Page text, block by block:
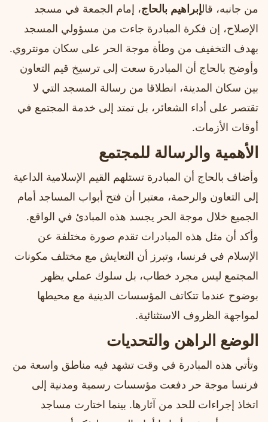
من جانبه، قالإبراهيم بالحاج، إمام الجمعة في مسجد
الإصلاح، إن فكرة المبادرة جاءت من مسؤولي المسجد
بهدف التخفيف من وطأة موجة الحر على سكان مونتروي.
وأوضح بالحاج أن المبادرة سعت إلى ترسيخ قيم التعاون
بين سكان المدينة، انطلاقا من رسالة المسجد التي لا
تقتصر على أداء الشعائر، بل تمتد إلى خدمة المجتمع في
أوقات الأزمات.
الأهمية والرسالة للمجتمع
وأضاف بالحاج أن المبادرة تستلهم القيم الإسلامية الداعية
إلى التعاون والرحمة، معتبرا أن فتح أبواب المساجد أمام
الجميع خلال موجة الحر يجسد هذه المبادئ في الواقع.
وأكد أن مثل هذه المبادرات تقدم صورة مختلفة عن
الإسلام في فرنسا، وتبرز أن التعايش مع مختلف مكونات
المجتمع ليس مجرد خطاب، بل سلوك عملي يظهر
بوضوح عندما تتكاتف المؤسسات الدينية مع محيطها
لمواجهة الظروف الاستثنائية.
الوضع الراهن والتحديات
وتأتي هذه المبادرة في وقت تشهد فيه مناطق واسعة من
فرنسا موجة حر دفعت مؤسسات رسمية ومدنية إلى
اتخاذ إجراءات للحد من آثارها. بينما اختارت مساجد